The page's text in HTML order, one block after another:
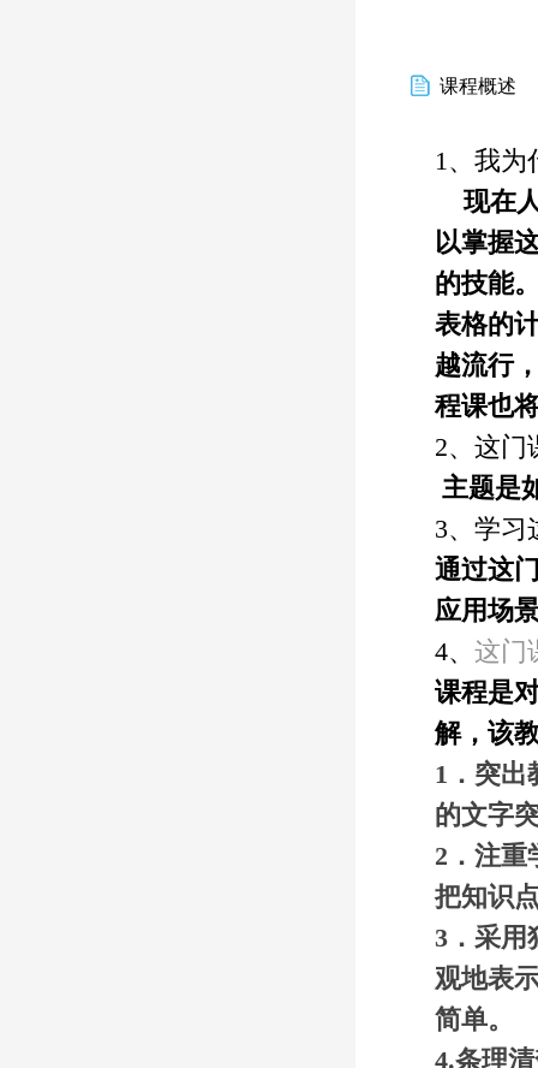
课程概述
1、 我为
现在
以掌握
的技能
表格的
越流行
程课也
2、这门
主题是
3、学习
通过这
应用场
4、 这门
课程是
解，该
1．突出
的文字
2．注重
把知识
3．采用
观地表
简单。
4.条理